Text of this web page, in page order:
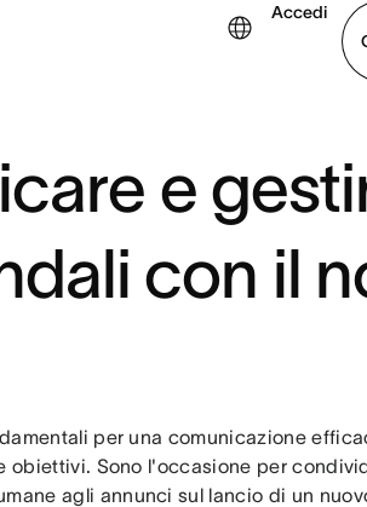
Accedi
e
con il
per una comunicazione
obiettivi. Sono l'occasione per
agli annunci sul lancio di un